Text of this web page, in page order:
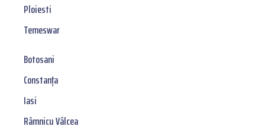
Ploiesti
Temeswar
Botosani
Constanța
Iasi
Râmnicu Vâlcea